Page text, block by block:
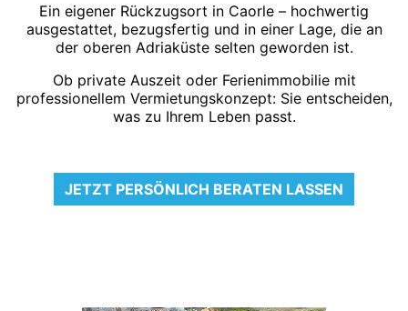
Ein eigener Rückzugsort in Caorle – hochwertig
ausgestattet, bezugsfertig und in einer Lage, die an
der oberen Adriaküste selten geworden ist.
Ob private Auszeit oder Ferienimmobilie mit
professionellem Vermietungskonzept: Sie entscheiden,
was zu Ihrem Leben passt.
JETZT PERSÖNLICH BERATEN LASSEN